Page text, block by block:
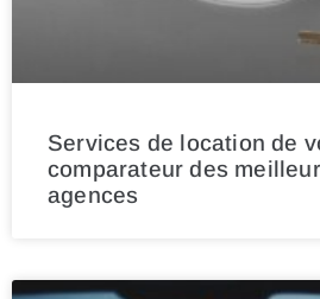
Services de location de
comparateur des
agences